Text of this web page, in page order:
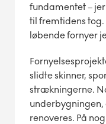
fundamentet –
til fremtidens
løbende fornyer
slidte skinner,
strækningerne.
renoveres. På